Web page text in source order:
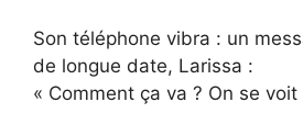
Son téléphone vibra : un
de longue date, Larissa :
« Comment ça va ? On se voit